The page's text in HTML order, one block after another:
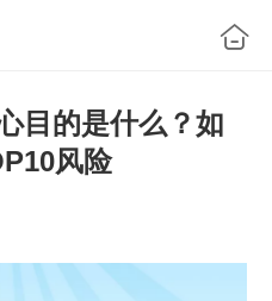
目的是什么？如
风险